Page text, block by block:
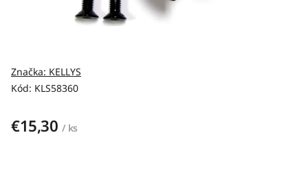
Kód: KLS58360
Značka: KELLYS
€15,30 / ks